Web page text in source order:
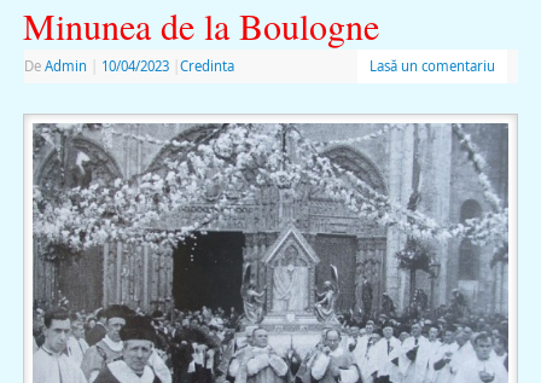
Minunea de la Boulogne
De Admin 10/04/2023 Credinta Lasă un comentariu